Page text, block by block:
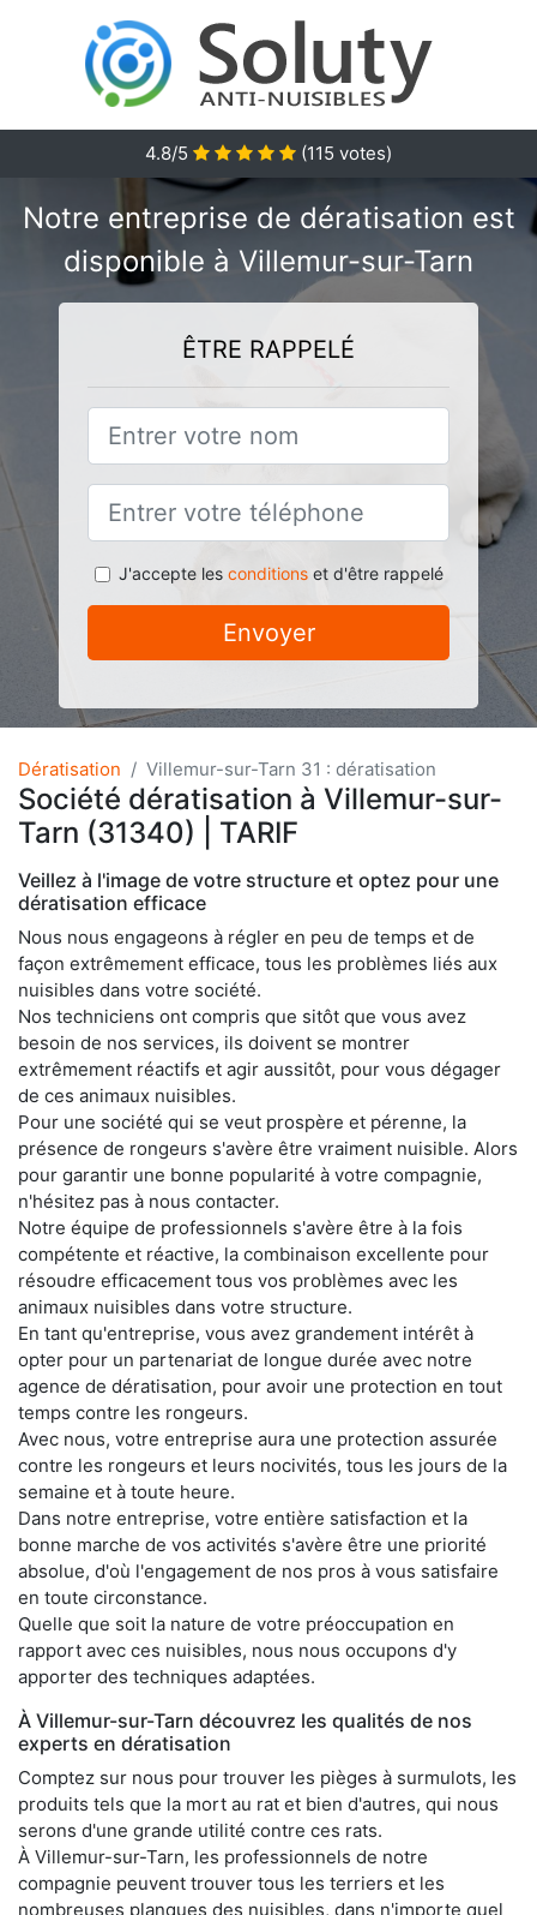
4.8/5 (115 votes)
Notre entreprise de dératisation est
disponible à Villemur-sur-Tarn
ÊTRE RAPPELÉ
J'accepte les conditionset d'être rappelé
Envoyer
Dératisation Villemur-sur-Tarn 31 : dératisation
Société dératisation à Villemur-sur-
Tarn (31340) | TARIF
Veillez à l'image de votre structure et optez pour une
dératisation efficace
Nous nous engageons à régler en peu de temps et de
façon extrêmement efficace, tous les problèmes liés aux
nuisibles dans votre société.
Nos techniciens ont compris que sitôt que vous avez
besoin de nos services, ils doivent se montrer
extrêmement réactifs et agir aussitôt, pour vous dégager
de ces animaux nuisibles.
Pour une société qui se veut prospère et pérenne, la
présence de rongeurs s'avère être vraiment nuisible. Alors
pour garantir une bonne popularité à votre compagnie,
n'hésitez pas à nous contacter.
Notre équipe de professionnels s'avère être à la fois
compétente et réactive, la combinaison excellente pour
résoudre efficacement tous vos problèmes avec les
animaux nuisibles dans votre structure.
En tant qu'entreprise, vous avez grandement intérêt à
opter pour un partenariat de longue durée avec notre
agence de dératisation, pour avoir une protection en tout
temps contre les rongeurs.
Avec nous, votre entreprise aura une protection assurée
contre les rongeurs et leurs nocivités, tous les jours de la
semaine et à toute heure.
Dans notre entreprise, votre entière satisfaction et la
bonne marche de vos activités s'avère être une priorité
absolue, d'où l'engagement de nos pros à vous satisfaire
en toute circonstance.
Quelle que soit la nature de votre préoccupation en
rapport avec ces nuisibles, nous nous occupons d'y
apporter des techniques adaptées.
À Villemur-sur-Tarn découvrez les qualités de nos
experts en dératisation
Comptez sur nous pour trouver les pièges à surmulots, les
produits tels que la mort au rat et bien d'autres, qui nous
serons d'une grande utilité contre ces rats.
À Villemur-sur-Tarn, les professionnels de notre
compagnie peuvent trouver tous les terriers et les
nombreuses planques des nuisibles, dans n'importe quel